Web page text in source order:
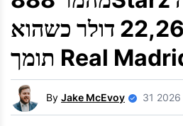
ב-22,260.00 דולר כשהוא
By Jake McEvoy